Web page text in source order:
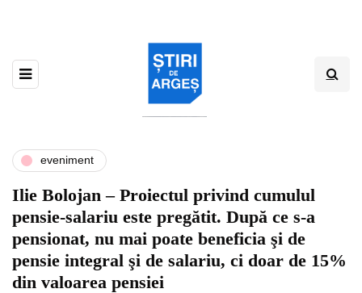
eveniment
Ilie Bolojan – Proiectul privind cumulul
pensie-salariu este pregătit. După ce s-a
pensionat, nu mai poate beneficia şi de
pensie integral şi de salariu, ci doar de 15%
din valoarea pensiei